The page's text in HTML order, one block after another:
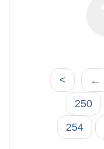
←
<
250
254